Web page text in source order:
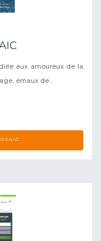
aux amoureux de la
émaux de...